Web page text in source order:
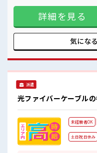
持ち物が多いあなたにもぴ
ロッカー付き職場♪
程よく残業あり！
高収入もバッチリ目指せま
一緒にプライベ
ので、 毎日の服
せる≫ 困った事な
す！ ■職場の雰囲気 休憩室で楽しくおしゃべり！ ストレス解
消☆ 持ち物が多
程よく残業あり
詳細を見る
気にな
派遣
光ファイバーケーブル
未経験者OK
土日祝日休み